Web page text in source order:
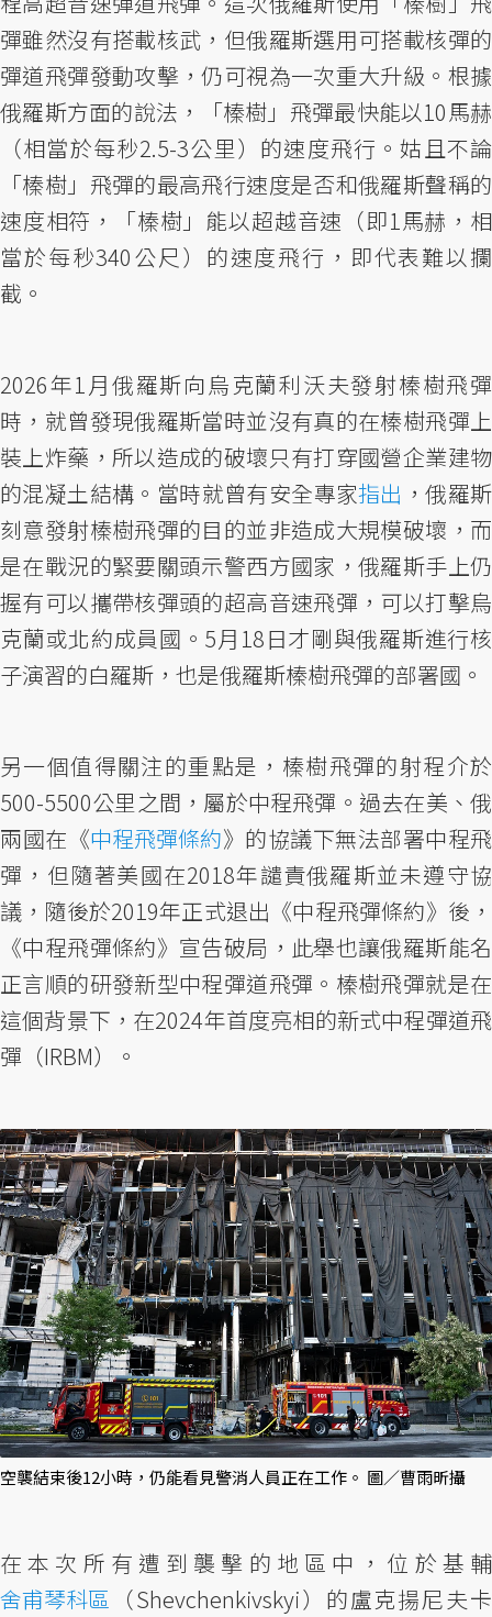
彈雖然沒有搭載核武，但俄羅斯選用可搭載核彈的
彈道飛彈發動攻擊，仍可視為一次重大升級。根據
俄羅斯方面的說法，「榛樹」飛彈最快能以10馬赫
（相當於每秒2.5-3公里）的速度飛行。姑且不論
「榛樹」飛彈的最高飛行速度是否和俄羅斯聲稱的
速度相符，「榛樹」能以超越音速（即1馬赫，相
當於每秒340公尺）的速度飛行，即代表難以攔
截。
2026年1月俄羅斯向烏克蘭利沃夫發射榛樹飛彈
時，就曾發現俄羅斯當時並沒有真的在榛樹飛彈上
裝上炸藥，所以造成的破壞只有打穿國營企業建物
的混凝土結構。當時就曾有安全專家指出 ，俄羅斯
刻意發射榛樹飛彈的目的並非造成大規模破壞，而
是在戰況的緊要關頭示警西方國家，俄羅斯手上仍
握有可以攜帶核彈頭的超高音速飛彈，可以打擊烏
克蘭或北約成員國。5月18日才剛與俄羅斯進行核
子演習的白羅斯，也是俄羅斯榛樹飛彈的部署國。
另一個值得關注的重點是，榛樹飛彈的射程介於
500-5500公里之間，屬於中程飛彈。過去在美、俄
兩國在《中程飛彈條約》的協議下無法部署中程飛
彈，但隨著美國在2018年譴責俄羅斯並未遵守協
議，隨後於2019年正式退出《中程飛彈條約》後，
《中程飛彈條約》宣告破局，此舉也讓俄羅斯能名
正言順的研發新型中程彈道飛彈。榛樹飛彈就是在
這個背景下，在2024年首度亮相的新式中程彈道飛
彈（IRBM）。
空襲結束後12小時，仍能看見警消人員正在工作。 圖／曹雨昕攝
在本次所有遭到襲擊的地區中，位於基輔
舍甫琴科區 （Shevchenkivskyi）的盧克揚尼夫卡